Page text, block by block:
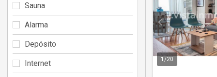
1 /20
Sauna
Alarma
Depósito
Internet